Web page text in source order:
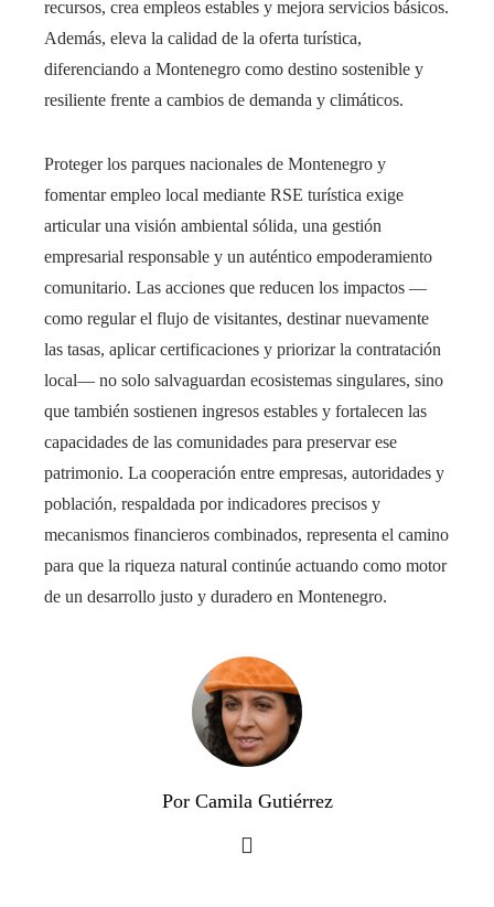
recursos, crea empleos estables y mejora servicios básicos.
Además, eleva la calidad de la oferta turística,
diferenciando a Montenegro como destino sostenible y
resiliente frente a cambios de demanda y climáticos.
Proteger los parques nacionales de Montenegro y
fomentar empleo local mediante RSE turística exige
articular una visión ambiental sólida, una gestión
empresarial responsable y un auténtico empoderamiento
comunitario. Las acciones que reducen los impactos —
como regular el flujo de visitantes, destinar nuevamente
las tasas, aplicar certificaciones y priorizar la contratación
local— no solo salvaguardan ecosistemas singulares, sino
que también sostienen ingresos estables y fortalecen las
capacidades de las comunidades para preservar ese
patrimonio. La cooperación entre empresas, autoridades y
población, respaldada por indicadores precisos y
mecanismos financieros combinados, representa el camino
para que la riqueza natural continúe actuando como motor
de un desarrollo justo y duradero en Montenegro.
Por Camila Gutiérrez